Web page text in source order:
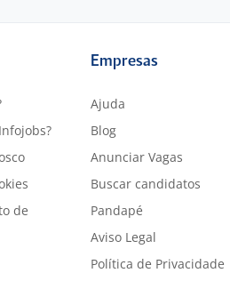
de
Empresas
Ajuda
Blog
Anunciar Vagas
Buscar candidatos
Pandapé
Aviso Legal
Política de Privacidade